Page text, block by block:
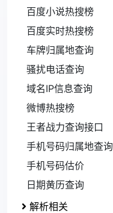
百度小说热搜榜
百度实时热搜榜
车牌归属地查询
骚扰电话查询
域名IP信息查询
微博热搜榜
王者战力查询接口
手机号码归属地查询
手机号码估价
日期黄历查询
解析相关